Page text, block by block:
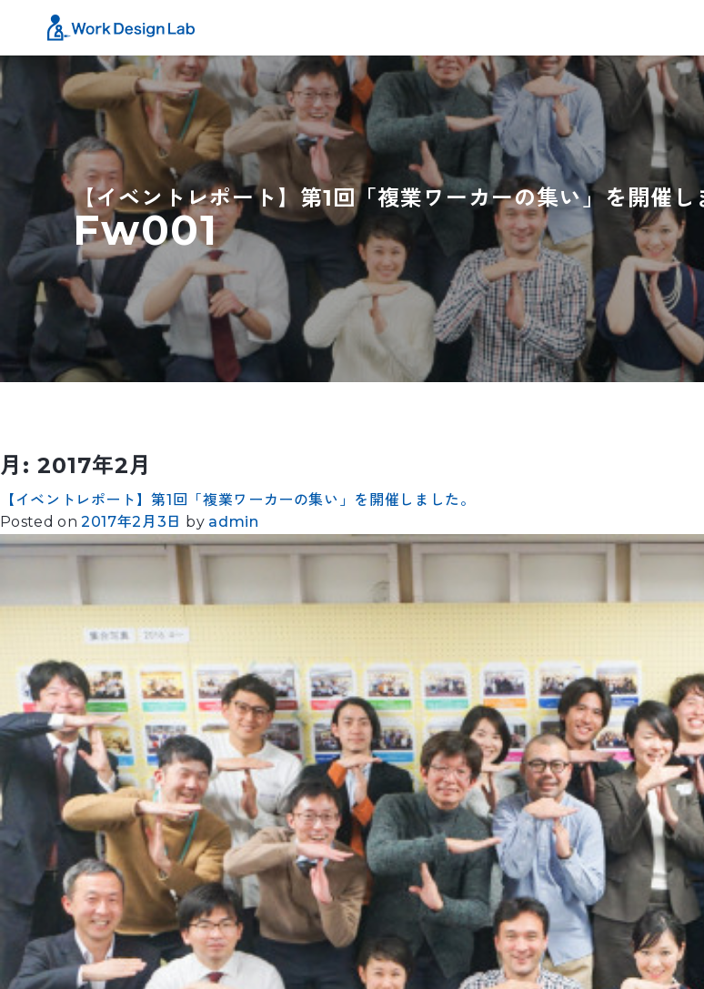
【イベントレポート】第1回「複業ワーカーの集い」を開催し
Fw001
月: 2017年2月
【イベントレポート】第1回「複業ワーカーの集い」を開催しました。
Posted on2017年2月3日 by admin